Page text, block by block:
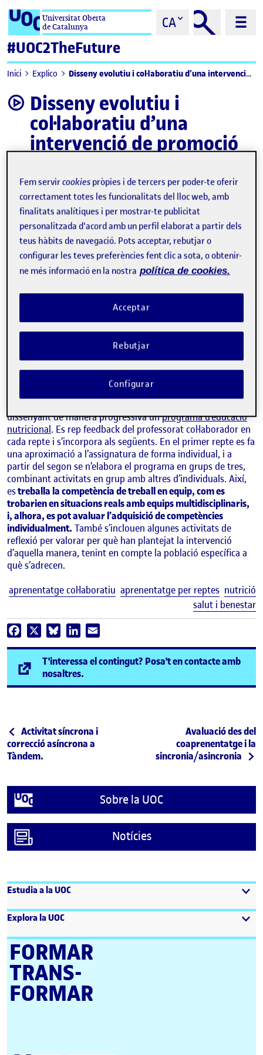
Saltar al contingutUniversitat Oberta
de Catalunya
CA
#UOC2TheFuture
Inici Explico Disseny evolutiu i col·laboratiu d’una intervenció de promoció de la salut
video Disseny evolutiu i
col·laboratiu d’una
intervenció de promoció
dissenyant de manera progressiva unprograma d’educació
nutricional. Es rep feedback del professorat col·laborador en
cada repte i s’incorpora als següents. En el primer repte es fa
una aproximació a l’assignatura de forma individual, i a
partir del segon se n’elabora el programa en grups de tres,
combinant activitats en grup amb altres d’individuals. Així,
estreballa la competència de treball en equip, com es
trobarien en situacions reals amb equips multidisciplinaris,
i, alhora, es pot avaluar l’adquisició de competències
individualment. També s’inclouen algunes activitats de
reflexió per valorar per què han plantejat la intervenció
d’aquella manera, tenint en compte la població específica a
què s’adrecen.
aprenentatge col·laboratiu aprenentatge per reptes nutrició
salut i benestar
Facebook BlueskyLinkedIn
T'interessa el contingut? Posa't en contacte amb
nosaltres.
Navegació d'entrades
Entrada anterior
Activitat síncrona i
correcció asíncrona a
Tàndem.
Entrada següent
Avaluació des del
coaprenentatge i la
sincronia/asincronia
Sobre la UOC
Notícies
Estudia a la UOC
Explora la UOC
FORMAR
TRANS­
FORMAR
Fem servircookies pròpies i de tercers per poder-te oferir
correctament totes les funcionalitats del lloc web, amb
finalitats analítiques i per mostrar-te publicitat
personalitzada d'acord amb un perfil elaborat a partir dels
teus hàbits de navegació. Pots acceptar, rebutjar o
configurar les teves preferències fent clic a sota, o obtenir-
ne més informació en la nostra política de cookies.
Rebutjar
Acceptar
Configurar